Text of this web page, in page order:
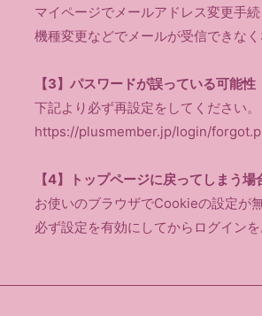
マイページでメールアドレス変更手
機種変更などでメールが受信できな
【3】パスワードが誤っている可能性
下記より必ず再設定をしてください。
https://plusmember.jp/login/
【4】トップページに戻ってしまう場
お使いのブラウザでCookieの設定が
必ず設定を有効にしてからログインを